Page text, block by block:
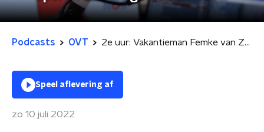
Kollau, OVT 10-07-2022
Podcasts OVT 2e uur: Vakantieman Femke van Zeijl in de Braziliaanse wijk van Lagos en in Het Spoor Terug: 'Sporen van drugs' van Emmie Kollau, OVT 10-07-2022
Speel aflevering af
zo 10 juli 2022